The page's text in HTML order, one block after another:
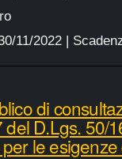
11/2022|
di
D.Lgs. 50/
le